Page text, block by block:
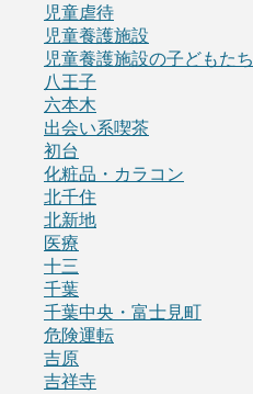
児童虐待
児童養護施設
児童養護施設の子どもたち
八王子
六本木
出会い系喫茶
初台
化粧品・カラコン
北千住
北新地
医療
十三
千葉
千葉中央・富士見町
危険運転
吉原
吉祥寺